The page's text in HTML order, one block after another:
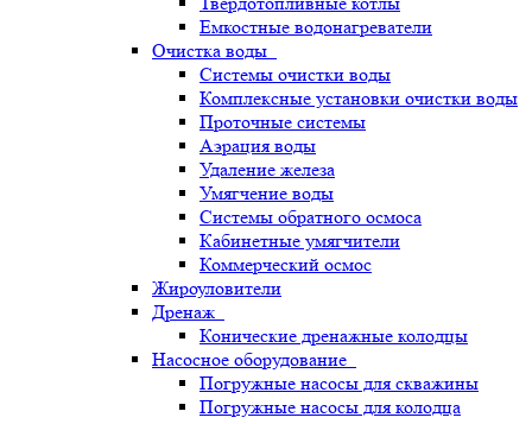
Емкостные водонагреватели
Очистка воды
Системы очистки воды
Комплексные установки очистки воды
Проточные системы
Аэрация воды
Удаление железа
Умягчение воды
Системы обратного осмоса
Кабинетные умягчители
Коммерческий осмос
Жироуловители
Дренаж
Конические дренажные колодцы
Насосное оборудование
Погружные насосы для скважины
Погружные насосы для колодца